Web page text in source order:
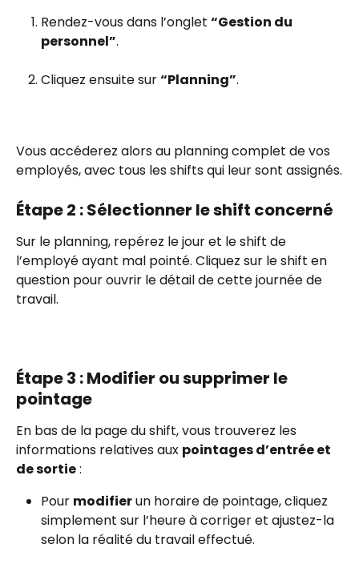
Rendez-vous dans l’onglet “Gestion du
personnel”.
Cliquez ensuite sur “Planning”.
Vous accéderez alors au planning complet de vos
employés, avec tous les shifts qui leur sont assignés.
Étape 2 : Sélectionner le shift concerné
Sur le planning, repérez le jour et le shift de
l’employé ayant mal pointé. Cliquez sur le shift en
question pour ouvrir le détail de cette journée de
travail.
Étape 3 : Modifier ou supprimer le
pointage
En bas de la page du shift, vous trouverez les
informations relatives aux pointages d’entrée et
de sortie :
Pour modifier un horaire de pointage, cliquez
simplement sur l’heure à corriger et ajustez-la
selon la réalité du travail effectué.